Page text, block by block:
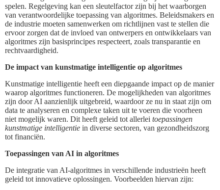
spelen. Regelgeving kan een sleutelfactor zijn bij het waarborgen
van verantwoordelijke toepassing van algoritmes. Beleidsmakers en
de industrie moeten samenwerken om richtlijnen vast te stellen die
ervoor zorgen dat de invloed van ontwerpers en ontwikkelaars van
algoritmes zijn basisprincipes respecteert, zoals transparantie en
rechtvaardigheid.
De impact van kunstmatige intelligentie op algoritmes
Kunstmatige intelligentie heeft een diepgaande impact op de manier
waarop algoritmes functioneren. De mogelijkheden van algoritmes
zijn door AI aanzienlijk uitgebreid, waardoor ze nu in staat zijn om
data te analyseren en complexe taken uit te voeren die voorheen
niet mogelijk waren. Dit heeft geleid tot allerlei toepassingen
kunstmatige intelligentie in diverse sectoren, van gezondheidszorg
tot financiën.
Toepassingen van AI in algoritmes
De integratie van AI-algoritmes in verschillende industrieën heeft
geleid tot innovatieve oplossingen. Voorbeelden hiervan zijn: